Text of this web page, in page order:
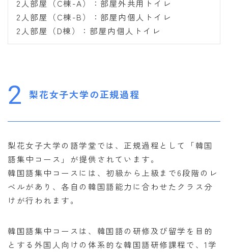
2人部屋（C棟-A）：部屋外共用トイレ
2人部屋（C棟-B）：部屋内個人トイレ
2人部屋（D棟）：部屋内個人トイレ
2 梨花女子大学の正規過程
梨花女子大学の語学堂では、正規過程として「韓国
語集中コース」が提供されています。
韓国語集中コースには、初級から上級まで6段階のレ
ベルがあり、各自の韓国語能力に合わせたクラス分
けが行われます。
韓国語集中コースは、韓国語の研修及び留学を目的
とする外国人向けの体系的な韓国語研修課程で、1学